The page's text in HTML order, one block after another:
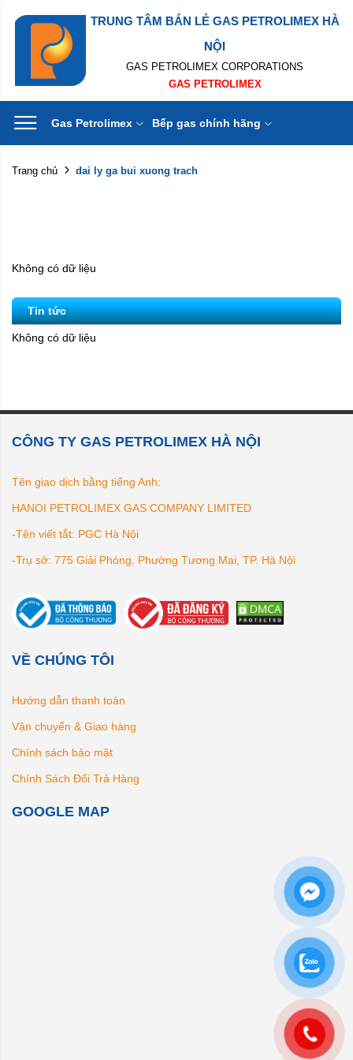
TRUNG TÂM BÁN LẺ GAS PETROLIMEX HÀ
NỘI
GAS PETROLIMEX CORPORATIONS
GAS PETROLIMEX
Gas Petrolimex Bếp gas chính hãng
Trang chủ dai ly ga bui xuong trach
Không có dữ liệu
Tin tức
Không có dữ liệu
CÔNG TY GAS PETROLIMEX HÀ NỘI
Tên giao dịch bằng tiếng Anh:
HANOI PETROLIMEX GAS COMPANY LIMITED
-Tên viết tắt: PGC Hà Nội
-Trụ sở: 775 Giải Phóng, Phường Tương Mai, TP. Hà Nội
VỀ CHÚNG TÔI
Hướng dẫn thanh toán
Vận chuyển & Giao hàng
Chính sách bảo mật
Chính Sách Đổi Trả Hàng
GOOGLE MAP